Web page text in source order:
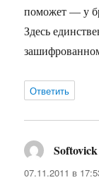
поможет — у
Здесь
Ответить
Softovick
07.11.2011 в